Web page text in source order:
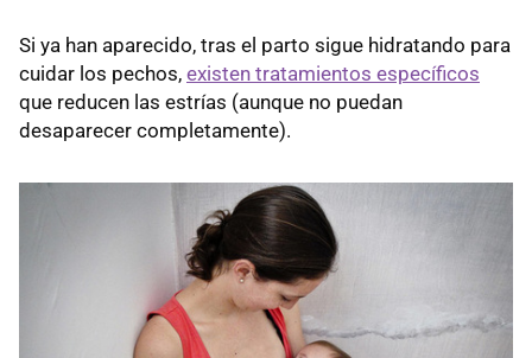
Si ya han aparecido, tras el parto sigue hidratando para
cuidar los pechos, existen tratamientos específicos
que reducen las estrías (aunque no puedan
desaparecer completamente).